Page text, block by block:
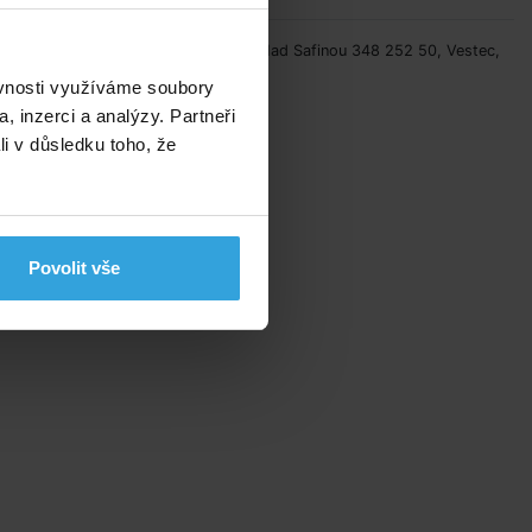
využíváme soubory
inzerci a analýzy. Partneři
v důsledku toho, že
Povolit vše
Výrobce: Vágner Pool s.r.o., Nad Safinou 348 252 50, Vestec,